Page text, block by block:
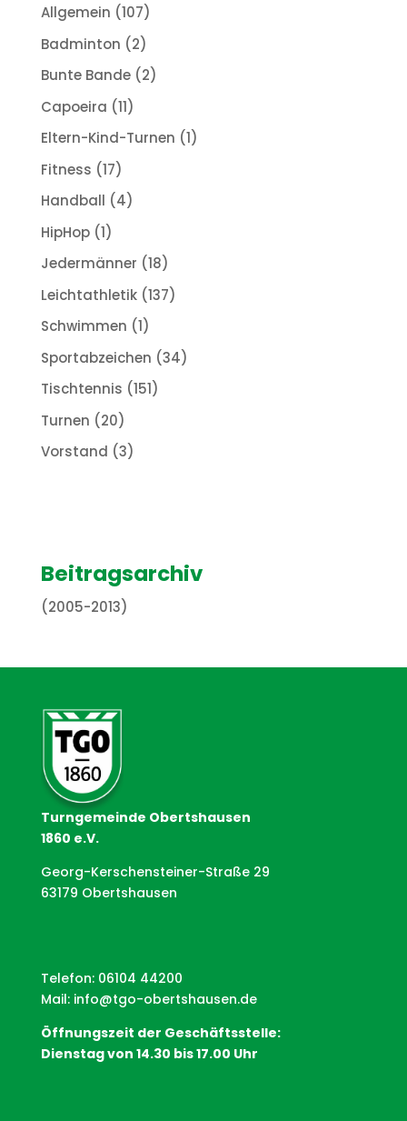
Allgemein (107)
Badminton (2)
Bunte Bande(2)
Capoeira (11)
Eltern-Kind-Turnen (1)
Fitness (17)
Handball (4)
HipHop(1)
Jedermänner (18)
Leichtathletik(137)
Schwimmen (1)
Sportabzeichen (34)
Tischtennis (151)
Turnen (20)
Vorstand (3)
Beitragsarchiv
(2005-2013)
Turngemeinde Obertshausen
1860 e.V.
Georg-Kerschensteiner-Straße 29
63179 Obertshausen
Telefon: 06104 44200
Mail: info@tgo-obertshausen.de
Öffnungszeit der Geschäftsstelle:
Dienstag von 14.30 bis 17.00 Uhr